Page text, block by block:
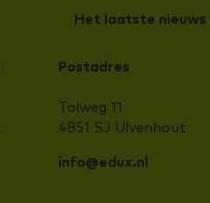
Het laatste nieuws
Postadres
Tolweg 11
4851 SJ Ulvenhout
info@edux.nl